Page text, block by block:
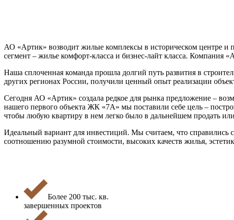
АО «Артик» возводит жилые комплексы в историческом центре
сегмент – жилье комфорт-класса и бизнес-лайт класса.
Наша сплоченная команда прошла долгий путь развития в
других регионах России, получили ценный опыт реализации
Сегодня АО «Артик» создала редкое для рынка предложение –
нашего первого объекта ЖК «7А» мы поставили себе цель –
чтобы любую квартиру в нем легко было в дальнейшем продать
Идеальный вариант для инвестиций. Мы считаем, что справились
соотношению разумной стоимости, высоких качеств жилья,
Более 200 тыс. кв.
завершенных проектов